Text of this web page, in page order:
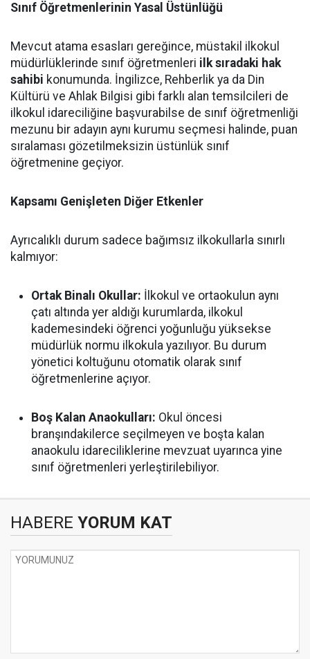
Sınıf Öğretmenlerinin Yasal Üstünlüğü
Mevcut atama esasları gereğince, müstakil ilkokul
müdürlüklerinde sınıf öğretmenleri ilk sıradaki hak
sahibi konumunda. İngilizce, Rehberlik ya da Din
Kültürü ve Ahlak Bilgisi gibi farklı alan temsilcileri de
ilkokul idareciliğine başvurabilse de sınıf öğretmenliği
mezunu bir adayın aynı kurumu seçmesi halinde, puan
sıralaması gözetilmeksizin üstünlük sınıf
öğretmenine geçiyor.
Kapsamı Genişleten Diğer Etkenler
Ayrıcalıklı durum sadece bağımsız ilkokullarla sınırlı
kalmıyor:
Ortak Binalı Okullar: İlkokul ve ortaokulun aynı
çatı altında yer aldığı kurumlarda, ilkokul
kademesindeki öğrenci yoğunluğu yüksekse
müdürlük normu ilkokula yazılıyor. Bu durum
yönetici koltuğunu otomatik olarak sınıf
öğretmenlerine açıyor.
Boş Kalan Anaokulları: Okul öncesi
branşındakilerce seçilmeyen ve boşta kalan
anaokulu idareciliklerine mevzuat uyarınca yine
sınıf öğretmenleri yerleştirilebiliyor.
HABERE YORUM KAT